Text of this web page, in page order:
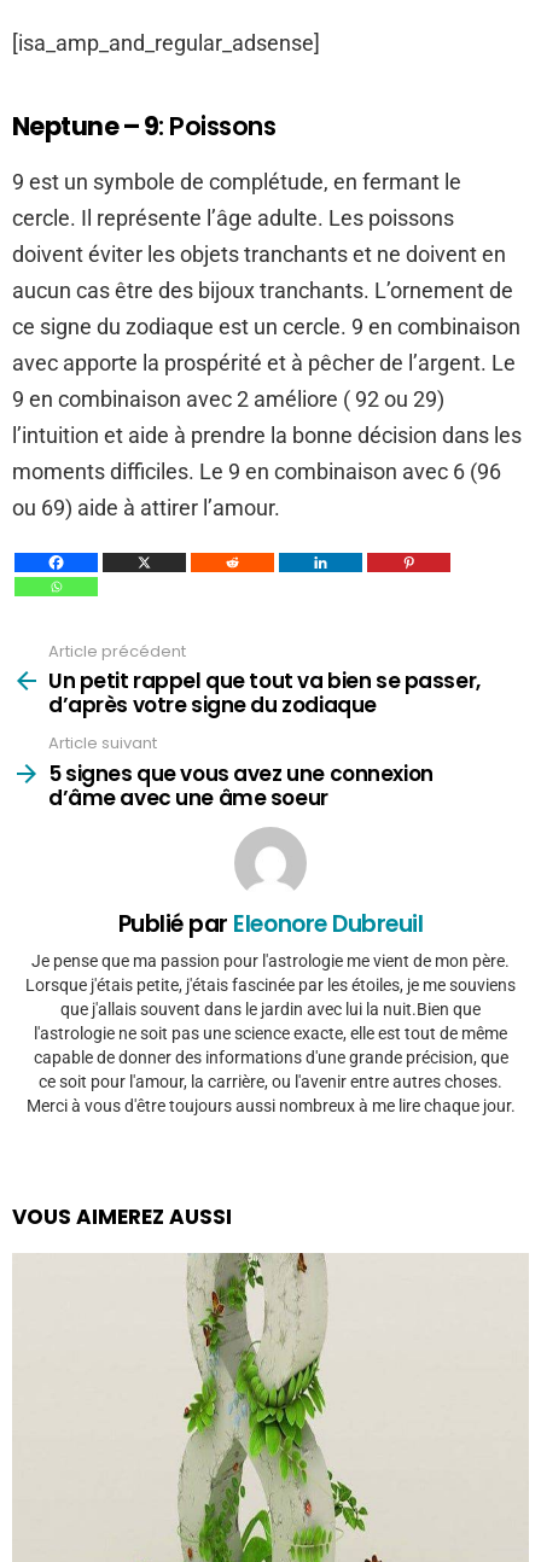
[isa_amp_and_regular_adsense]
Neptune – 9: Poissons
9 est un symbole de complétude, en fermant le
cercle. Il représente l’âge adulte. Les poissons
doivent éviter les objets tranchants et ne doivent en
aucun cas être des bijoux tranchants. L’ornement de
ce signe du zodiaque est un cercle. 9 en combinaison
avec apporte la prospérité et à pêcher de l’argent. Le
9 en combinaison avec 2 améliore ( 92 ou 29)
l’intuition et aide à prendre la bonne décision dans les
moments difficiles. Le 9 en combinaison avec 6 (96
ou 69) aide à attirer l’amour.
plus
Article précédent
Un petit rappel que tout va bien se passer,
d’après votre signe du zodiaque
Article suivant
5 signes que vous avez une connexion
d’âme avec une âme soeur
Publié par Eleonore Dubreuil
Je pense que ma passion pour l'astrologie me vient de mon père.
Lorsque j'étais petite, j'étais fascinée par les étoiles, je me souviens
que j'allais souvent dans le jardin avec lui la nuit.Bien que
l'astrologie ne soit pas une science exacte, elle est tout de même
capable de donner des informations d'une grande précision, que
ce soit pour l'amour, la carrière, ou l'avenir entre autres choses.
Merci à vous d'être toujours aussi nombreux à me lire chaque jour.
VOUS AIMEREZ AUSSI